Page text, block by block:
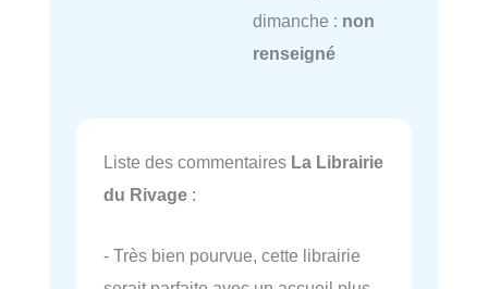
dimanche : non
renseigné
Liste des commentaires La Librairie
du Rivage :
- Très bien pourvue, cette librairie